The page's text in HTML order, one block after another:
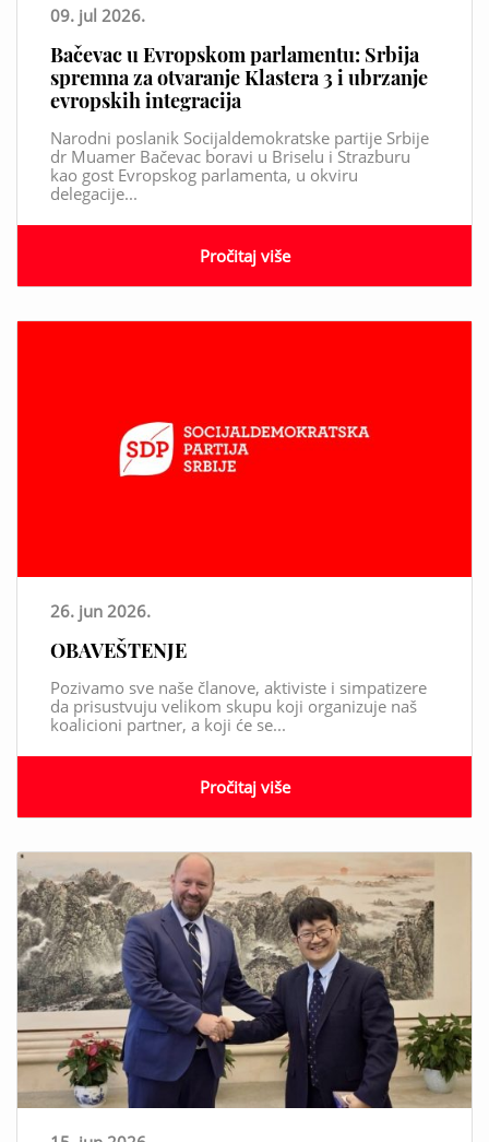
09. jul 2026.
Bačevac u Evropskom parlamentu: Srbija
spremna za otvaranje Klastera 3 i ubrzanje
evropskih integracija
Narodni poslanik Socijaldemokratske partije Srbije
dr Muamer Bačevac boravi u Briselu i Strazburu
kao gost Evropskog parlamenta, u okviru
delegacije...
Pročitaj više
26. jun 2026.
OBAVEŠTENJE
Pozivamo sve naše članove, aktiviste i simpatizere
da prisustvuju velikom skupu koji organizuje naš
koalicioni partner, a koji će se...
Pročitaj više